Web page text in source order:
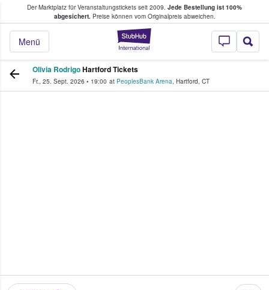
Der Marktplatz für Veranstaltungstickets seit 2009. Jede Bestellung ist 100%
abgesichert.Preise können vom Originalpreis abweichen.
StubHub - Wo
Menü
Tickets kaufen & verkaufen
Olivia RodrigoHartford Tickets
Fr., 25. Sept. 2026 • 19:00 at PeoplesBank Arena, Hartford, CT